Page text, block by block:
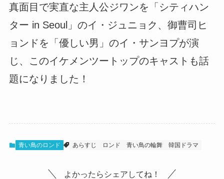
真面目で実直な主人公ジワンを「シティハン
ター in Seoul」のイ・ジュニョク、御曹司ヒ
ョンドを「優しい男」のイ・サンヨプが演
じ、このイケメンツートップのキャストも話
題になりました！
青い鳥のロンド あらすじ ロンド 青い鳥の輪舞 韓国ドラマ
よかったらシェアしてね！